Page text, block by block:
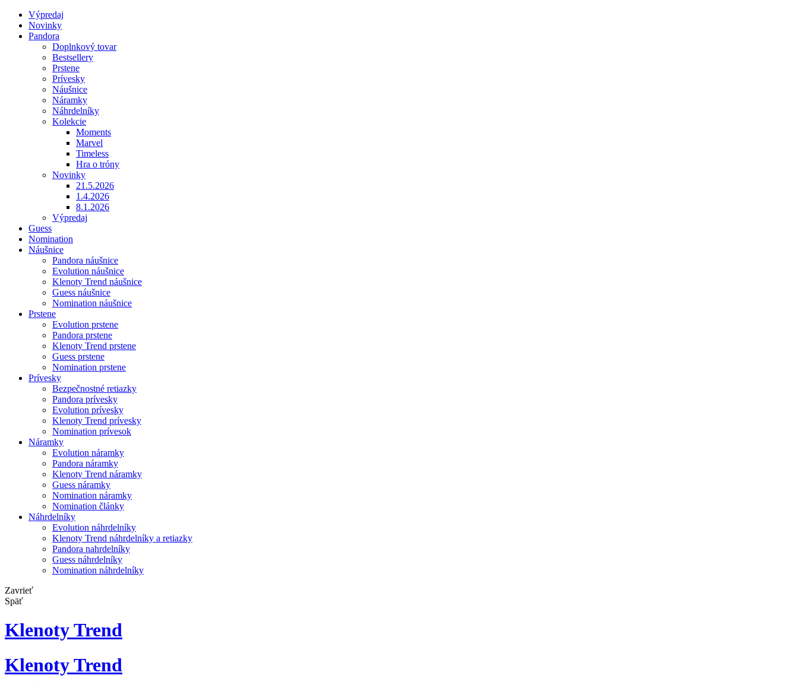
Výpredaj
Novinky
Pandora
Doplnkový tovar
Bestsellery
Prstene
Prívesky
Náušnice
Náramky
Náhrdelníky
Kolekcie
Moments
Marvel
Timeless
Hra o tróny
Novinky
21.5.2026
1.4.2026
8.1.2026
Výpredaj
Guess
Nomination
Náušnice
Pandora náušnice
Evolution náušnice
Klenoty Trend náušnice
Guess náušnice
Nomination náušnice
Prstene
Evolution prstene
Pandora prstene
Klenoty Trend prstene
Guess prstene
Nomination prstene
Prívesky
Bezpečnostné retiazky
Pandora prívesky
Evolution prívesky
Klenoty Trend prívesky
Nomination prívesok
Náramky
Evolution náramky
Pandora náramky
Klenoty Trend náramky
Guess náramky
Nomination náramky
Nomination články
Náhrdelníky
Evolution náhrdelníky
Klenoty Trend náhrdelníky a retiazky
Pandora nahrdelníky
Guess náhrdelníky
Nomination náhrdelníky
Zavrieť
Späť
Klenoty Trend
Klenoty Trend